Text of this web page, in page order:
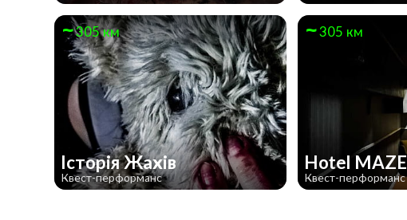
305 км
Історія Жахів
Квест-перформанс
305 км
Hotel MAZE
Квест-перформанс